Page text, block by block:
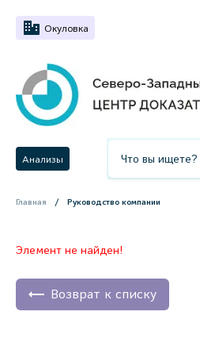
Окуловка
Анализы
Главная Руководство компании
Элемент не найден!
Возврат к списку